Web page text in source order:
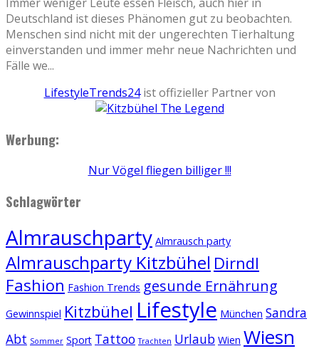
Immer weniger Leute essen Fleisch, auch hier in
Deutschland ist dieses Phänomen gut zu beobachten.
Menschen sind nicht mit der ungerechten Tierhaltung
einverstanden und immer mehr neue Nachrichten und
Fälle we...
LifestyleTrends24ist offizieller Partner von
Werbung:
Nur Vögel fliegen billiger !!!
Schlagwörter
Almrauschparty Almrausch party
Almrauschparty Kitzbühel Dirndl
Fashion Fashion Trends gesunde Ernährung
Gewinnspiel Kitzbühel Lifestyle München Sandra
Abt Sommer Sport Tattoo Trachten Urlaub Wien Wiesn